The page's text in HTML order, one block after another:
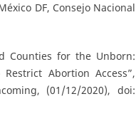
DF, Consejo Nacional
Counties for the Unborn:
Abortion Access”,
(01/12/2020), doi: